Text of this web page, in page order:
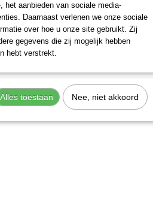
M8 - M9 - M10 - M12 - M13 - M14
het aanbieden van sociale media-
Daarnaast verlenen we onze sociale
over hoe u onze site gebruikt. Zij
gegevens die zij mogelijk hebben
hebt verstrekt.
Alles toestaan Nee, niet akkoord